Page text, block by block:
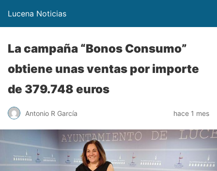
Lucena Noticias
La campaña “Bonos Consumo”
obtiene unas ventas por importe
de 379.748 euros
Antonio R García hace 1 mes